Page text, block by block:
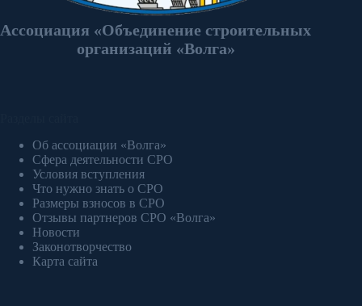
Ассоциация «Объединение строительных
организаций «Волга»
Об ассоциации «Волга»
Сфера деятельности СРО
Условия вступления
Что нужно знать о СРО
Размеры взносов в СРО
Отзывы партнеров СРО «Волга»
Новости
Законотворчество
Карта сайта